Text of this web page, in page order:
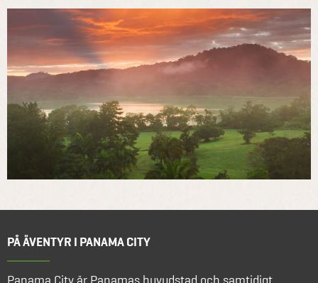
PÅ ÄVENTYR I PANAMA CITY